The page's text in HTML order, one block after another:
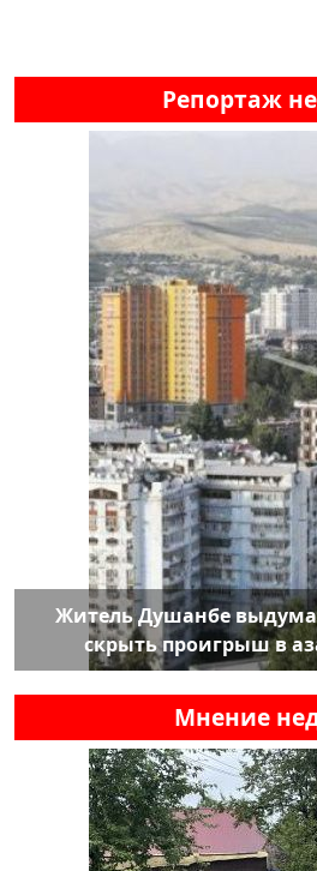
Репортаж
Житель Душанбе
скрыть проигрыш в
Мнение